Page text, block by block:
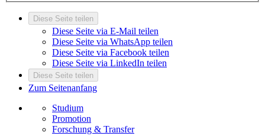
Diese Seite teilen
Diese Seite via E-Mail teilen
Diese Seite via WhatsApp teilen
Diese Seite via Facebook teilen
Diese Seite via LinkedIn teilen
Diese Seite teilen
Zum Seitenanfang
Studium
Promotion
Forschung & Transfer